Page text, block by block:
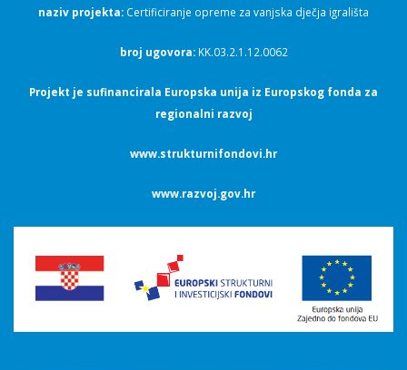
naziv projekta: Certificiranje opreme za vanjska dječja igrališta
broj ugovora:KK.03.2.1.12.0062
Projekt je sufinancirala Europska unija iz Europskog fonda za
regionalni razvoj
www.strukturnifondovi.hr
www.razvoj.gov.hr